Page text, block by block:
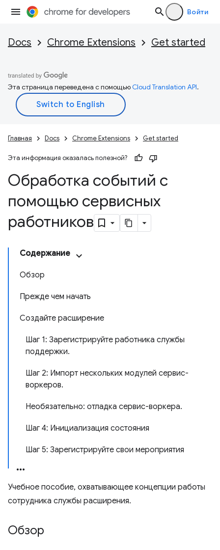
Войти
Docs Chrome Extensions Get started
Эта страница переведена с помощьюCloud Translation API.
Главная Docs Chrome Extensions Get started
Эта информация оказалась полезной?
Обработка событий с
помощью сервисных
работников
Содержание
Обзор
Прежде чем начать
Создайте расширение
Шаг 1: Зарегистрируйте работника службы
поддержки.
Шаг 2: Импорт нескольких модулей сервис-
воркеров.
Необязательно: отладка сервис-воркера.
Шаг 4: Инициализация состояния
Шаг 5: Зарегистрируйте свои мероприятия
Учебное пособие, охватывающее концепции работы
сотрудника службы расширения.
Обзор